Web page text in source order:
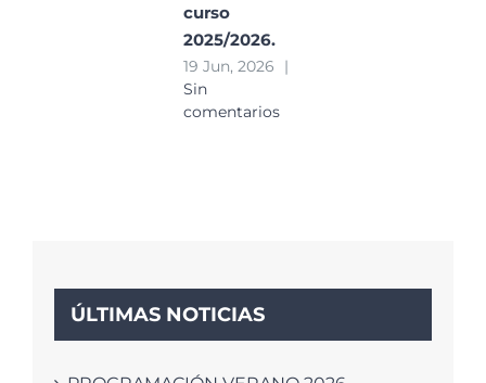
curso
2025/2026.
19 Jun, 2026
|
Sin
comentarios
ÚLTIMAS NOTICIAS